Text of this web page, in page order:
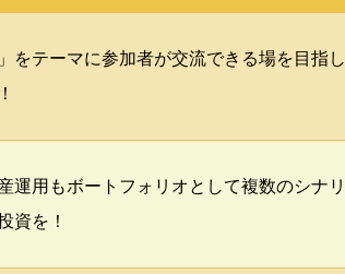
」をテーマに参加者が交流できる場を目指
運用もボートフォリオとして複数のシナ
資を！